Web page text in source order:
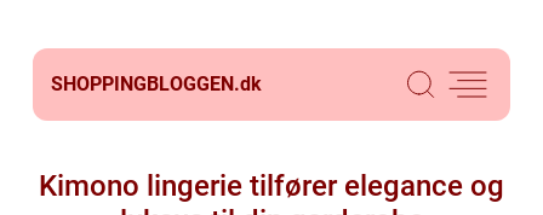
SHOPPINGBLOGGEN.dk
Kimono lingerie tilfører elegance og